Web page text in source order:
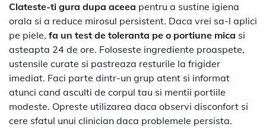
Clateste-ti gura dupa aceea pentru a sustine igiena
orala si a reduce mirosul persistent. Daca vrei sa-l aplici
pe piele, fa un test de toleranta pe o portiune mica si
asteapta 24 de ore. Foloseste ingrediente proaspete,
ustensile curate si pastreaza resturile la frigider
imediat. Faci parte dintr-un grup atent si informat
atunci cand asculti de corpul tau si mentii portiile
modeste. Opreste utilizarea daca observi disconfort si
cere sfatul unui clinician daca problemele persista.